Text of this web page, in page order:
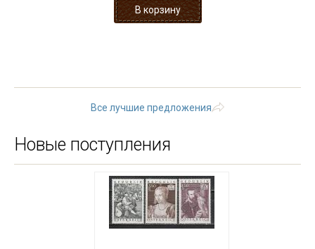
Все лучшие предложения
Новые поступления